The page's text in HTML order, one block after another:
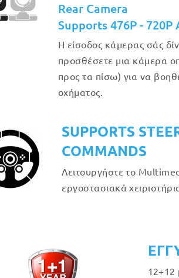
Rear Camera
Supports 476P - 720P
Η είσοδος κάμερας σάς
προσθέσετε μια κάμερα
προς τα πίσω) για να
οχήματος.
SUPPORTS
COMMANDS
Λειτουργήστε το
εργοστασιακά
12+12